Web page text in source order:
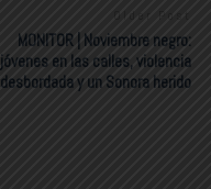
MONITOR | Noviembre negro:
jóvenes en las calles, violencia
desbordada y un Sonora herido